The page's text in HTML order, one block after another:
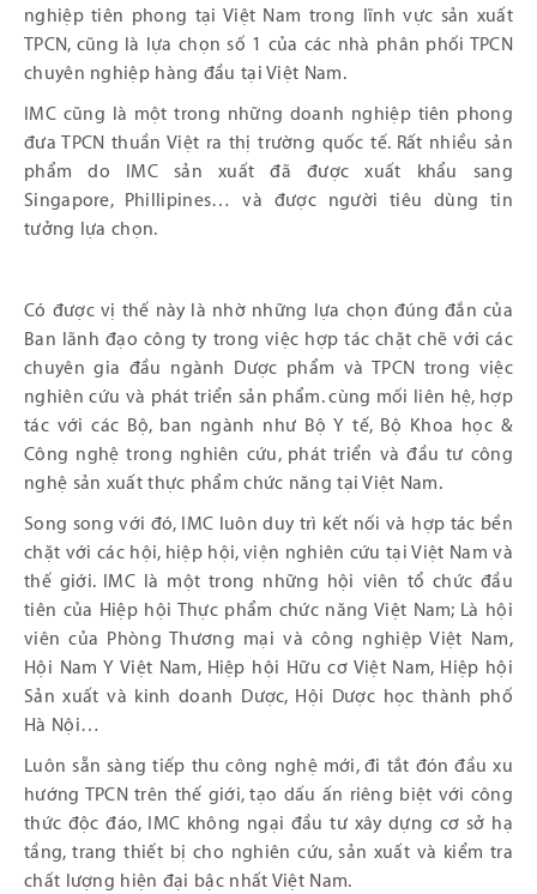
nghiệp tiên phong tại Việt Nam trong lĩnh vực sản xuất
TPCN, cũng là lựa chọn số 1 của các nhà phân phối TPCN
chuyên nghiệp hàng đầu tại Việt Nam.
IMC cũng là một trong những doanh nghiệp tiên phong
đưa TPCN thuần Việt ra thị trường quốc tế. Rất nhiều sản
phẩm do IMC sản xuất đã được xuất khẩu sang
Singapore, Phillipines… và được người tiêu dùng tin
tưởng lựa chọn.
Có được vị thế này là nhờ những lựa chọn đúng đắn của
Ban lãnh đạo công ty trong việc hợp tác chặt chẽ với các
chuyên gia đầu ngành Dược phẩm và TPCN trong việc
nghiên cứu và phát triển sản phẩm. cùng mối liên hệ, hợp
tác với các Bộ, ban ngành như Bộ Y tế, Bộ Khoa học &
Công nghệ trong nghiên cứu, phát triển và đầu tư công
nghệ sản xuất thực phẩm chức năng tại Việt Nam.
Song song với đó, IMC luôn duy trì kết nối và hợp tác bền
chặt với các hội, hiệp hội, viện nghiên cứu tại Việt Nam và
thế giới. IMC là một trong những hội viên tổ chức đầu
tiên của Hiệp hội Thực phẩm chức năng Việt Nam; Là hội
viên của Phòng Thương mại và công nghiệp Việt Nam,
Hội Nam Y Việt Nam, Hiệp hội Hữu cơ Việt Nam, Hiệp hội
Sản xuất và kinh doanh Dược, Hội Dược học thành phố
Hà Nội…
Luôn sẵn sàng tiếp thu công nghệ mới, đi tắt đón đầu xu
hướng TPCN trên thế giới, tạo dấu ấn riêng biệt với công
thức độc đáo, IMC không ngại đầu tư xây dựng cơ sở hạ
tầng, trang thiết bị cho nghiên cứu, sản xuất và kiểm tra
chất lượng hiện đại bậc nhất Việt Nam.